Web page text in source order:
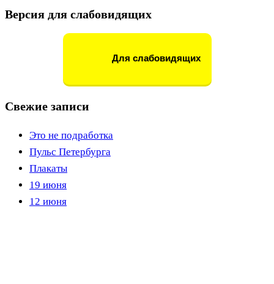
Версия для слабовидящих
Для слабовидящих
Свежие записи
Это не подработка
Пульс Петербурга
Плакаты
19 июня
12 июня